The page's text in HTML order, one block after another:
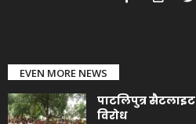
EVEN MORE NEWS
पाटलिपुत्र
विरोध